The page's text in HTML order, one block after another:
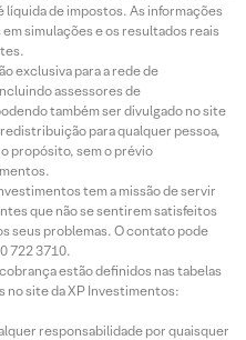
de impostos. As informações
simulações e os resultados reais
exclusiva para a rede de
assessores de
também ser divulgado no site
para qualquer pessoa,
propósito, sem o prévio
tem a missão de servir
que não se sentirem satisfeitos
seus problemas. O contato pode
722 3710.
estão definidos nas tabelas
no site da XP Investimentos:
responsabilidade por quaisquer